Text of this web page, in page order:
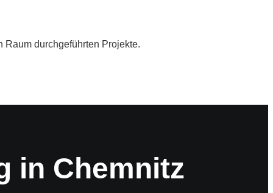
durchgeführten Projekte.
in Chemnitz